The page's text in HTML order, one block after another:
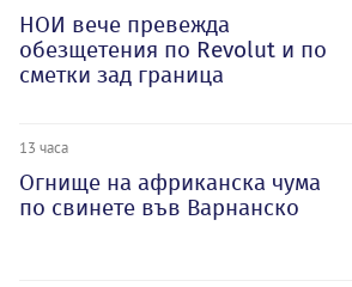
НОИ вече превежда
обезщетения по Revolut и по
сметки зад граница
13 часа
Огнище на африканска чума
по свинете във Варнанско